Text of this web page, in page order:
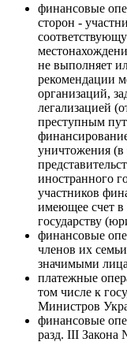
финансовые
сторон -
не выполняет
рекомендации
организаций,
легализацией
преступным
уничтожения (в
иностранного
участников
имеющее счет в
государству
финансовые
членов их
значимыми
платежные
том числе к
Министров
финансовые
разд. ІІІ